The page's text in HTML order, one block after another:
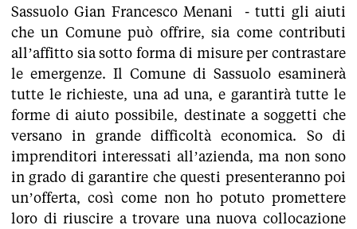
Sassuolo Gian Francesco Menani - tutti gli aiuti
che un Comune può offrire, sia come contributi
all’affitto sia sotto forma di misure per contrastare
le emergenze. Il Comune di Sassuolo esaminerà
tutte le richieste, una ad una, e garantirà tutte le
forme di aiuto possibile, destinate a soggetti che
versano in grande difficoltà economica. So di
imprenditori interessati all’azienda, ma non sono
in grado di garantire che questi presenteranno poi
un’offerta, così come non ho potuto promettere
loro di riuscire a trovare una nuova collocazione